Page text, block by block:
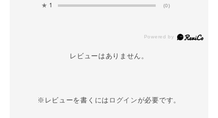
★ 1 (0)
レビューはありません。
※レビューを書くには ログインが必要です。